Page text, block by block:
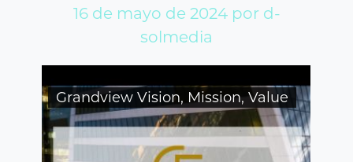
16 de mayo de 2024 por d-
solmedia
Grandview Vision, Mission, Value